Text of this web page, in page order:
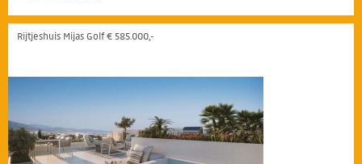
Rijtjeshuis Mijas Golf € 585.000,-